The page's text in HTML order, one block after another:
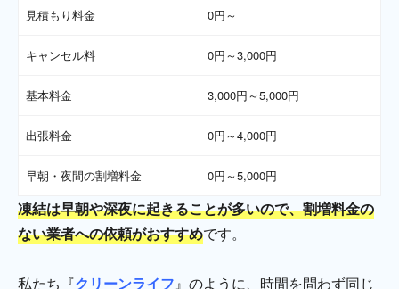
見積もり料金 0円～
キャンセル料 0円～3,000円
基本料金 3,000円～5,000円
出張料金 0円～4,000円
早朝・夜間の割増料金 0円～5,000円
凍結は早朝や深夜に起きることが多いので、割増料金の
ない業者への依頼がおすすめです。
私たち『クリーンライフ』のように、時間を問わず同じ